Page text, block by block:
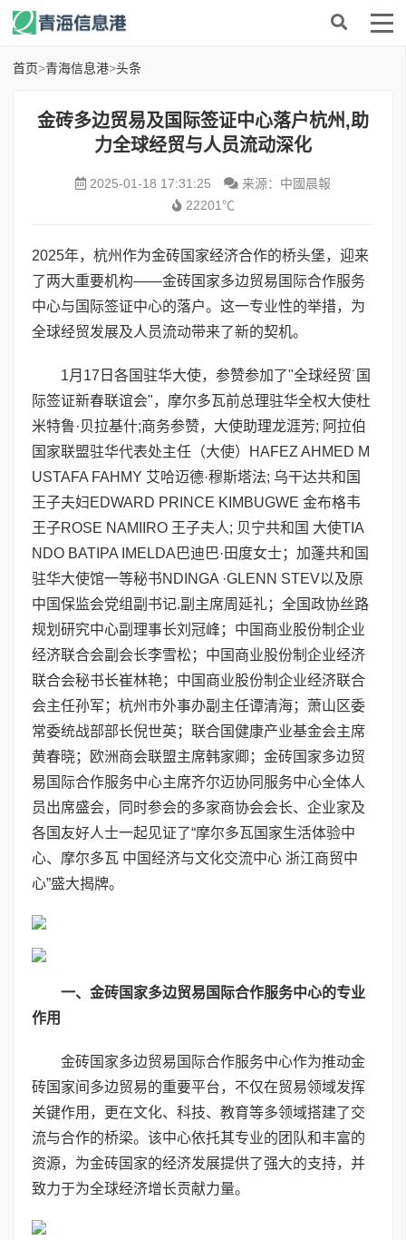
首页>青海信息港>头条
金砖多边贸易及国际签证中心落户杭州,助
力全球经贸与人员流动深化
2025-01-18 17:31:25
来源：中國晨報
22201℃
2025年，杭州作为金砖国家经济合作的桥头堡，迎来
了两大重要机构——金砖国家多边贸易国际合作服务
中心与国际签证中心的落户。这一专业性的举措，为
全球经贸发展及人员流动带来了新的契机。
1月17日各国驻华大使，参赞参加了"全球经贸˙国
际签证新春联谊会"，摩尔多瓦前总理驻华全权大使杜
米特鲁·贝拉基什;商务参赞，大使助理龙涯芳; 阿拉伯
国家联盟驻华代表处主任（大使）HAFEZ AHMED M
USTAFA FAHMY 艾哈迈德·穆斯塔法; 乌干达共和国
王子夫妇EDWARD PRINCE KIMBUGWE 金布格韦
王子ROSE NAMIIRO 王子夫人; 贝宁共和国 大使TIA
NDO BATIPA IMELDA巴迪巴·田度女士；加蓬共和国
驻华大使馆一等秘书NDINGA ·GLENN STEV以及原
中国保监会党组副书记.副主席周延礼；全国政协丝路
规划研究中心副理事长刘冠峰；中国商业股份制企业
经济联合会副会长李雪松；中国商业股份制企业经济
联合会秘书长崔林艳；中国商业股份制企业经济联合
会主任孙军；杭州市外事办副主任谭清海；萧山区委
常委统战部部长倪世英；联合国健康产业基金会主席
黄春晓；欧洲商会联盟主席韩家卿；金砖国家多边贸
易国际合作服务中心主席齐尔迈协同服务中心全体人
员出席盛会，同时参会的多家商协会会长、企业家及
各国友好人士一起见证了“摩尔多瓦国家生活体验中
心、摩尔多瓦 中国经济与文化交流中心 浙江商贸中
心”盛大揭牌。
一、金砖国家多边贸易国际合作服务中心的专业
作用
金砖国家多边贸易国际合作服务中心作为推动金
砖国家间多边贸易的重要平台，不仅在贸易领域发挥
关键作用，更在文化、科技、教育等多领域搭建了交
流与合作的桥梁。该中心依托其专业的团队和丰富的
资源，为金砖国家的经济发展提供了强大的支持，并
致力于为全球经济增长贡献力量。